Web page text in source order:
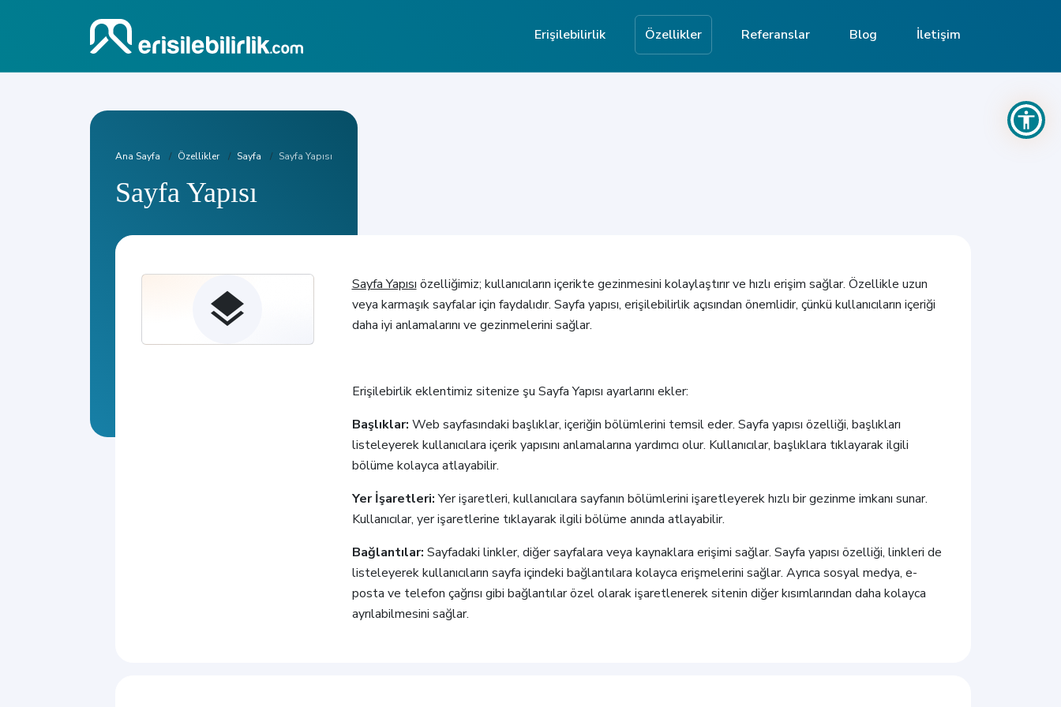
Erişilebilirlik Özellikler Referanslar Blog İletişim
Ana Sayfa Özellikler Sayfa Sayfa Yapısı
Sayfa Yapısı
Sayfa Yapısı özelliğimiz; kullanıcıların içerikte gezinmesini kolaylaştırır ve hızlı erişim sağlar. Özellikle uzun
veya karmaşık sayfalar için faydalıdır. Sayfa yapısı, erişilebilirlik açısından önemlidir, çünkü kullanıcıların içeriği
daha iyi anlamalarını ve gezinmelerini sağlar.
Erişilebirlik eklentimiz sitenize şu Sayfa Yapısı ayarlarını ekler:
Başlıklar: Web sayfasındaki başlıklar, içeriğin bölümlerini temsil eder. Sayfa yapısı özelliği, başlıkları
listeleyerek kullanıcılara içerik yapısını anlamalarına yardımcı olur. Kullanıcılar, başlıklara tıklayarak ilgili
bölüme kolayca atlayabilir.
Yer İşaretleri:Yer işaretleri, kullanıcılara sayfanın bölümlerini işaretleyerek hızlı bir gezinme imkanı sunar.
Kullanıcılar, yer işaretlerine tıklayarak ilgili bölüme anında atlayabilir.
Bağlantılar: Sayfadaki linkler, diğer sayfalara veya kaynaklara erişimi sağlar. Sayfa yapısı özelliği, linkleri de
listeleyerek kullanıcıların sayfa içindeki bağlantılara kolayca erişmelerini sağlar. Ayrıca sosyal medya, e-
posta ve telefon çağrısı gibi bağlantılar özel olarak işaretlenerek sitenin diğer kısımlarından daha kolayca
ayrılabilmesini sağlar.